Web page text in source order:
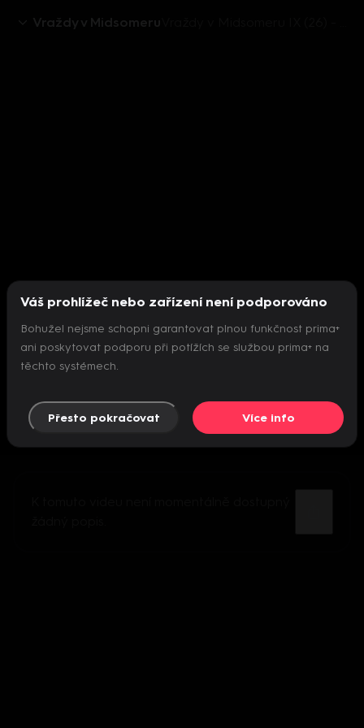
Vraždy v Midsomeru
Nepodařilo se inicializovat přehrávač
Váš prohlížeč nebo zařízení není podporováno
Bohužel nejsme schopni garantovat plnou funkčnost prima+
ani poskytovat podporu při potížích se službou prima+ na
těchto systémech.
Přesto pokračovat Více info